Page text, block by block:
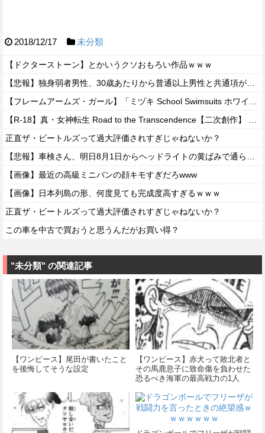
2018/12/17 未分類
【ドクターストーン】とかいうクソおもろい作品ｗｗｗ
正直ザ・ビートルズって過大評価されすぎじゃねないか？
【画像】最近の高級ミニバンの顔キモすぎだろwww
【画像】日本列島の形、何度見ても完成度高すぎるｗｗｗ
正直ザ・ビートルズって過大評価されすぎじゃねないか？
この車を中古で買おうと思うんだがお買い得？
"未分類" の関連記事
【ワンピース】尾田が書いたこと
を後悔してそうな設定
【ワンピース】赤犬って敗北者と
その馬鹿息子に致命傷を負わせた
恐るべき海軍の最高戦力の1人